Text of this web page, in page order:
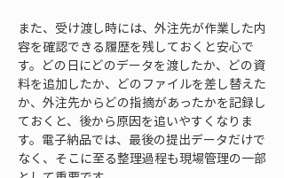
また、受け渡し時には、外注先が作業した内
容を確認できる履歴を残しておくと安心で
す。どの日にどのデータを渡したか、どの資
料を追加したか、どのファイルを差し替えた
か、外注先からどの指摘があったかを記録し
ておくと、後から原因を追いやすくなりま
す。電子納品では、最後の提出データだけで
なく、そこに至る整理過程も現場管理の一部